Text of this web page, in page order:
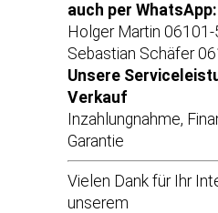
auch per WhatsApp:
Holger Martin
Sebastian Schäfer
Unsere
Verkauf
Inzahlungnahme,
Garantie
Vielen Dank für Ihr
unserem